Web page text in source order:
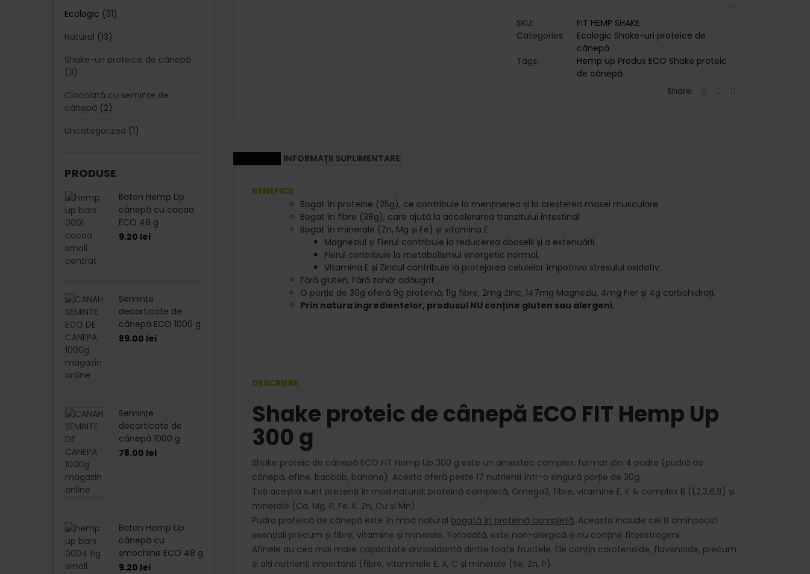
Ecologic (31)
Natural (13)
Shake-uri proteice de cânepă
(3)
Ciocolată cu semințe de
cânepă (2)
Uncategorized (1)
PRODUSE
Baton Hemp Up
cânepă cu cacao
ECO 48 g
9.20 lei
Semințe
decorticate de
cânepă ECO 1000 g
89.00 lei
Semințe
decorticate de
cânepă 1000 g
78.00 lei
Baton Hemp Up
cânepă cu
smochine ECO 48 g
9.20 lei
SKU:
FIT HEMP SHAKE
Categories:
Ecologic Shake-uri proteice de
cânepă
Tags:
Hemp up Produs ECO Shake proteic
de cânepă
Share:
INFORMAȚII SUPLIMENTARE
BENEFICII
Bogat în proteine (25g), ce contribuie la menținerea și la creșterea masei musculare
Bogat în fibre (38g), care ajută la accelerarea tranzitului intestinal
Bogat în minerale (Zn, Mg și Fe) și vitamina E
Magneziul și Fierul contribuie la reducerea oboselii și a extenuării.
Fierul contribuie la metabolismul energetic normal.
Vitamina E și Zincul contribuie la protejarea celulelor împotriva stresului oxidativ.
Fără gluten, Fără zahăr adăugat
O porție de 30g oferă 9g proteină, 11g fibre, 2mg Zinc, 147mg Magneziu, 4mg Fier și 4g carbohidrați.
Prin natura ingredientelor, produsul NU conține gluten sau alergeni.
DESCRIERE
Shake proteic de cânepă ECO FIT Hemp Up
300 g
Shake proteic de cânepă ECO FIT Hemp Up 300 g este un amestec complex, format din 4 pudre (pudră de
cânepă, afine, baobab, banane). Acesta oferă peste 17 nutrienți într-o singură porție de 30g.
Toți aceștia sunt prezenți în mod natural: proteină completă, Omega3, fibre, vitamine E, K & complex B (1,2,3,6,9) și
minerale (Ca, Mg, P, Fe, K, Zn, Cu și Mn).
Pudra proteică de cânepă este în mod natural bogată în proteină completă. Aceasta include cei 8 aminoacizi
esențiali precum și fibre, vitamine și minerale. Totodată, este non-alergică și nu conține fitoestrogeni.
Afinele au cea mai mare capacitate antioxidantă dintre toate fructele. Ele conțin carotenoide, flavonoide, precum
și alți nutrienți importanți (fibre, vitaminele E, A, C și minerale (Se, Zn, P).